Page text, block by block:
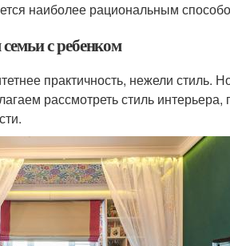
наиболее рациональным
с ребенком
практичность, нежели стиль.
рассмотреть стиль